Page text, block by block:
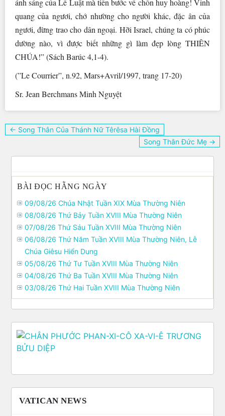
ánh sáng của Lề Luật mà tiến bước về chốn huy hoàng! Vinh
quang của ngươi, chớ nhường cho người khác, đặc ân của
ngươi, đừng trao cho dân ngoại. Hỡi Israel, chúng ta có phúc
dường nào, vì được biết những gì làm đẹp lòng THIÊN
CHÚA!” (Sách Barúc 4,1-4).
(”Le Courrier”, n.92, Mars+Avril/1997, trang 17-20)
Sr. Jean Berchmans Minh Nguyệt
Điều
← Song Thân Của Thánh Nữ Têrêsa Hài Đồng
Song Thân Đức Mẹ →
BÀI ĐỌC HẰNG NGÀY
09/08/26 Chúa Nhật Tuần XIX Mùa Thường Niên
08/08/26 Thứ Bảy Tuần XVIII Mùa Thường Niên
07/08/26 Thứ Sáu Tuần XVIII Mùa Thường Niên
06/08/26 Thứ Năm Tuần XVIII Mùa Thường Niên, Lễ
Chúa Giêsu Hiển Dung
05/08/26 Thứ Tư Tuần XVIII Mùa Thường Niên
04/08/26 Thứ Ba Tuần XVIII Mùa Thường Niên
03/08/26 Thứ Hai Tuần XVIII Mùa Thường Niên
VATICAN NEWS